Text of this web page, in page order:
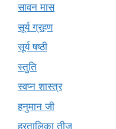
सावन मास
सूर्य ग्रहण
सूर्य षष्ठी
स्तुति
स्वप्न शास्त्र
हनुमान जी
हरतालिका तीज